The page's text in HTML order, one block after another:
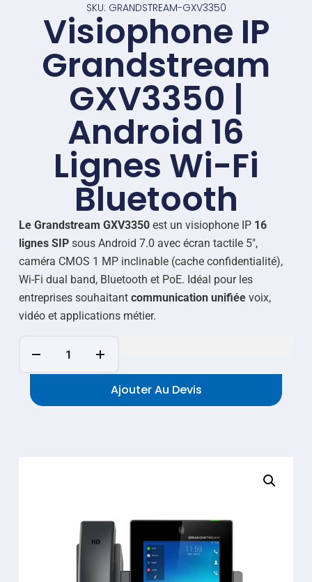
SKU: GRANDSTREAM-GXV3350
Visiophone IP
Grandstream
GXV3350 |
Android 16
Lignes Wi-Fi
Bluetooth
Le Grandstream GXV3350est un visiophone IP 16
lignes SIPsous Android 7.0 avec écran tactile 5″,
caméra CMOS 1 MP inclinable (cache confidentialité),
Wi-Fi dual band, Bluetooth et PoE. Idéal pour les
entreprises souhaitant communication unifiéevoix,
vidéo et applications métier.
Ajouter Au Devis